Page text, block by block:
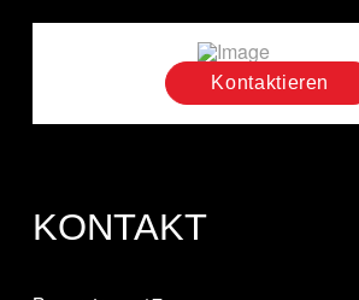
Kontaktieren
KONTAKT